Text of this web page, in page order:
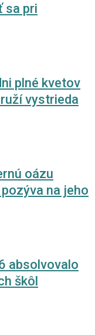
sa pri
plné kvetov
vystrieda
oázu
na jeho
absolvovalo
škôl